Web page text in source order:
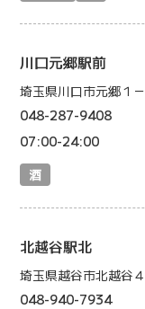
川口元郷駅前
埼玉県川口市元郷１
048-287-9408
07:00-24:00
酒
北越谷駅北
埼玉県越谷市北越谷
048-940-7934